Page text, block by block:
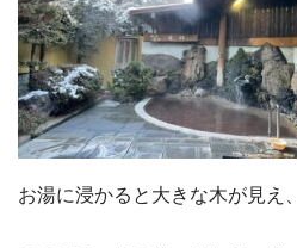
お湯に浸かると大きな木が見え